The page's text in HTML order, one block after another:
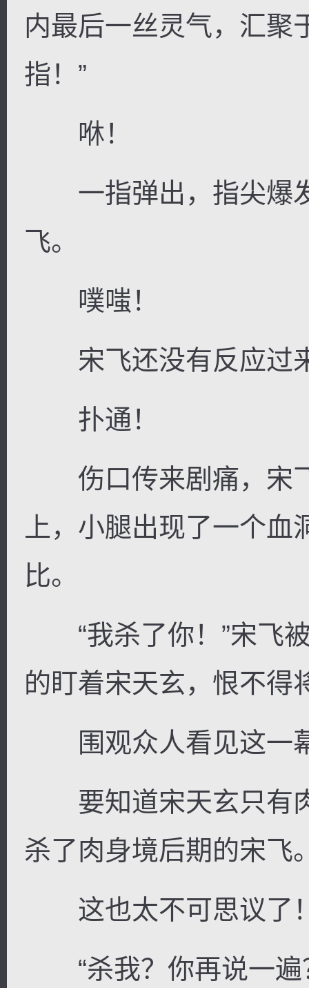
内最后一丝灵气，汇聚
指！”
咻！
一指弹出，指尖爆
飞。
噗嗤！
宋飞还没有反应过
扑通！
伤口传来剧痛，宋
上，小腿出现了一个
比。
“我杀了你！”宋飞被
的盯着宋天玄，恨不得
围观众人看见这一
要知道宋天玄只有
杀了肉身境后期的宋飞
这也太不可思议了
“杀我？你再说一遍